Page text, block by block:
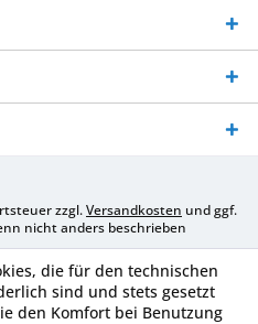
zzgl.Versandkosten und ggf.
nicht anders beschrieben
die für den technischen
sind und stets gesetzt
den Komfort bei Benutzung